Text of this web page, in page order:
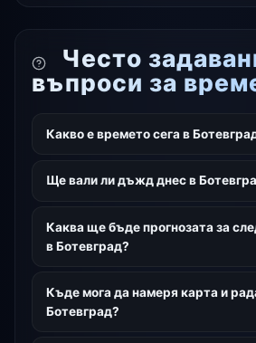
Често
въпроси за
Какво е времето сега в
Ще вали ли дъжд днес в
Каква ще бъде прогнозата за
в Ботевград?
Къде мога да намеря карта и
Ботевград?